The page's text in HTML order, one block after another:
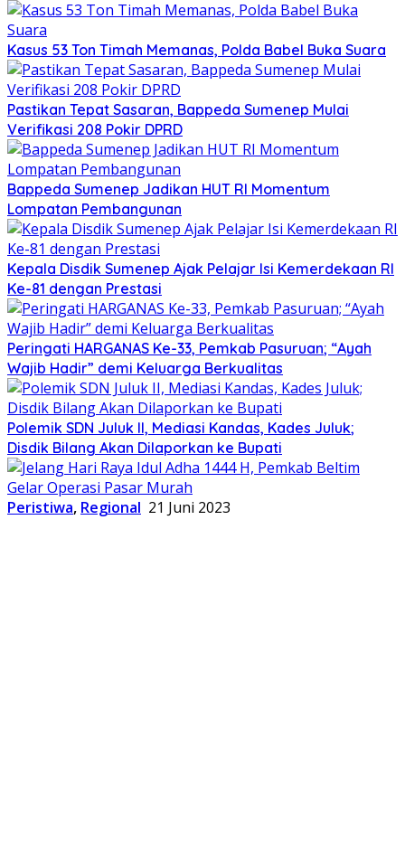
Kasus 53 Ton Timah Memanas, Polda Babel Buka Suara
Pastikan Tepat Sasaran, Bappeda Sumenep Mulai
Verifikasi 208 Pokir DPRD
Bappeda Sumenep Jadikan HUT RI Momentum
Lompatan Pembangunan
Kepala Disdik Sumenep Ajak Pelajar Isi Kemerdekaan RI
Ke-81 dengan Prestasi
Peringati HARGANAS Ke-33, Pemkab Pasuruan; “Ayah
Wajib Hadir” demi Keluarga Berkualitas
Polemik SDN Juluk II, Mediasi Kandas, Kades Juluk;
Disdik Bilang Akan Dilaporkan ke Bupati
Peristiwa, Regional 21 Juni 2023